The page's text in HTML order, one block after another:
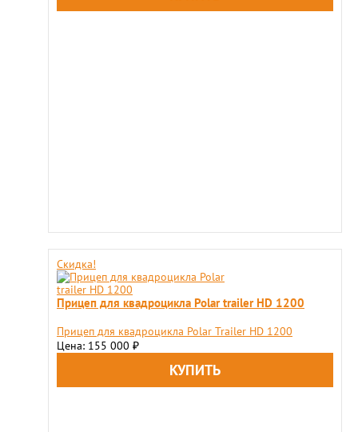
Скидка!
Прицеп для квадроцикла Polar trailer HD 1200
Прицеп для квадроцикла Polar Trailer HD 1200
Цена: 155 000 ₽